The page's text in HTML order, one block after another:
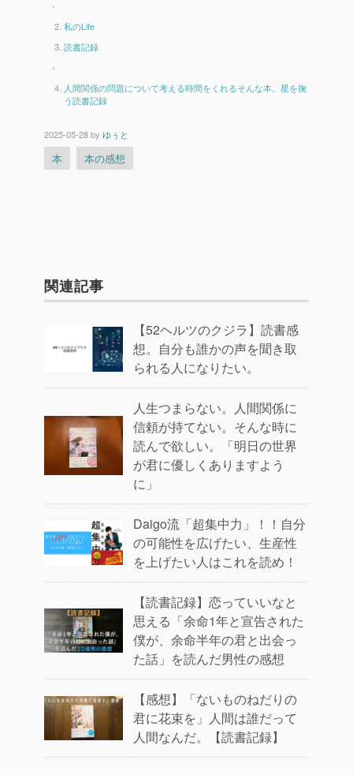
›
私のLife
読書記録
›
人間関係の問題について考える時間をくれるそんな本。星を掬
う読書記録
2025-05-28by ゆぅと
本 本の感想
関連記事
【52ヘルツのクジラ】読書感
想。自分も誰かの声を聞き取
られる人になりたい。
人生つまらない。人間関係に
信頼が持てない。そんな時に
読んで欲しい。「明日の世界
が君に優しくありますよう
に」
Daigo流「超集中力」！！自分
の可能性を広げたい、生産性
を上げたい人はこれを読め！
【読書記録】恋っていいなと
思える「余命1年と宣告された
僕が、余命半年の君と出会っ
た話」を読んだ男性の感想
【感想】「ないものねだりの
君に花束を」人間は誰だって
人間なんだ。【読書記録】